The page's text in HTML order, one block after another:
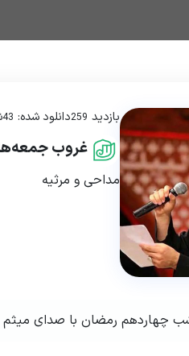
بازدید 259دانلود شده: 43
غروب
مداحی و مرثیه
چهاردهم رمضان با صدای میثم